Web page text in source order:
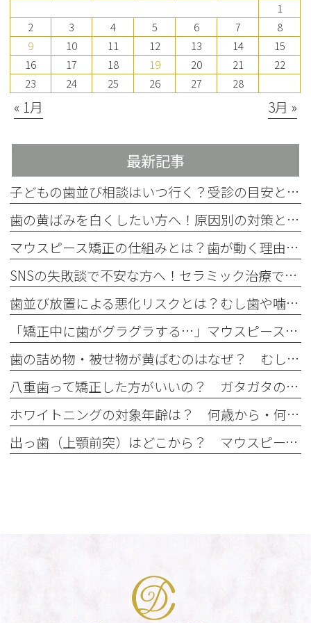
1
2
3 4 5 6 7
8
9
10 11 12 13 14
15
16
17 18 19 20 21
22
23
24 25 26 27 28
« 1月 3月 »
最新記事
子どもの歯並び相談はいつ行く？受診の目安とチェック項目を解説
歯の黄ばみを白くしたい方へ！原因別の対策と4つの方法を歯科医師が解説
マウスピース矯正の仕組みとは？歯が動く理由をわかりやすく解説
SNSの失敗談で不安な方へ！セラミック治療で後悔しない事前確認
歯並び放置による悪化リスクとは？むし歯や噛み合わせへの影響を解説
「矯正中に歯がグラグラする…」マウスピース矯正中のぐらつきの原因と注意点
歯の詰め物・被せ物が黄ばむのはなぜ？ むし歯治療後に起こる経年劣化
八重歯って矯正した方がいいの？ ガタガタの歯並びはマウスピース矯正で治せる？
ホワイトニングの対象年齢は？ 何歳から・何歳でもできるの？
出っ歯（上顎前突）はどこから？ マウスピース矯正で治せる出っ歯とは？